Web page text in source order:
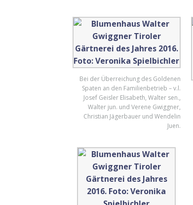
Bei der Überreichung des Goldenen
Spaten an den Familienbetrieb – v.l.
Josef Geisler Elisabeth, Walter sen.,
Walter jun. und Verene Gwiggner,
Christian Jägerbauer und Wendelin
Juen.